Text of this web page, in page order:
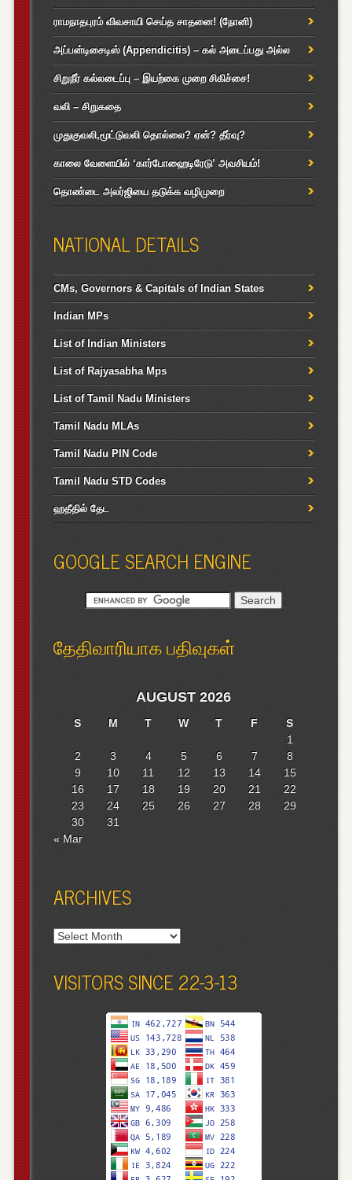
ராமநாதபுரம் விவசாயி செய்த சாதனை! (நோனி)
அப்பன்டிசைடிஸ் (Appendicitis) – கல் அடைப்பது அல்ல
சிறுநீர் கல்லடைப்பு – இயற்கை முறை சிகிச்சை!
வலி – சிறுகதை
முதுகுவலி,மூட்டுவலி தொல்லை? ஏன்? தீர்வு?
காலை வேளையில் ‘கார்போஹைடிரேடு’ அவசியம்!
தொண்டை அலர்ஜியை தடுக்க வழிமுறை
NATIONAL DETAILS
CMs, Governors & Capitals of Indian States
Indian MPs
List of Indian Ministers
List of Rajyasabha Mps
List of Tamil Nadu Ministers
Tamil Nadu MLAs
Tamil Nadu PIN Code
Tamil Nadu STD Codes
ஹதீதில் தேட
GOOGLE SEARCH ENGINE
தேதிவாரியாக பதிவுகள்
AUGUST 2026
S M T W T F
S
1
2
3 4 5 6 7
8
9
10 11 12 13 14
15
16
17 18 19 20 21
22
23
24 25 26 27 28
29
30
31
« Mar
ARCHIVES
Archives
VISITORS SINCE 22-3-13